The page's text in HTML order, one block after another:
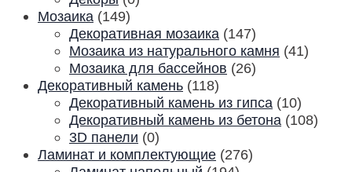
Мозаика (149)
Декоративная мозаика (147)
Мозаика из натурального камня (41)
Мозаика для бассейнов (26)
Декоративный камень (118)
Декоративный камень из гипса (10)
Декоративный камень из бетона (108)
3D панели (0)
Ламинат и комплектующие (276)